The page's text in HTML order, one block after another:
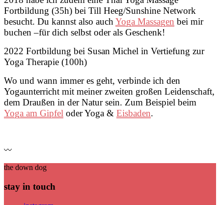
Fortbildung (35h) bei Till Heeg/Sunshine Network
besucht. Du kannst also auchYoga Massagen bei mir
buchen –für dich selbst oder als Geschenk!
2022 Fortbildung bei Susan Michel in Vertiefung zur
Yoga Therapie (100h)
Wo und wann immer es geht, verbinde ich den
Yogaunterricht mit meiner zweiten großen Leidenschaft,
dem Draußen in der Natur sein. Zum Beispiel beim
Yoga am Gipfel oder Yoga & Eisbaden.
〰
the down dog
stay in touch